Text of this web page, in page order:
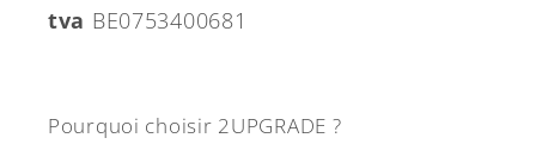
tva BE0753400681
Pourquoi choisir 2UPGRADE ?